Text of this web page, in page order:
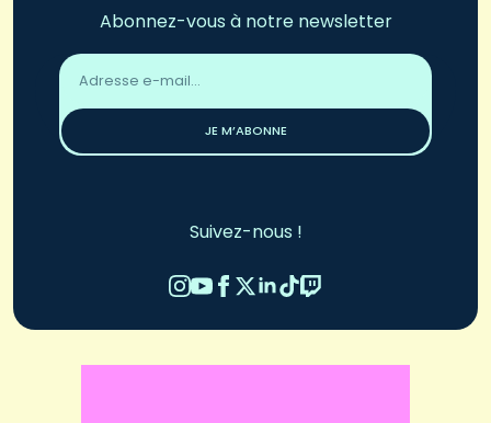
Abonnez-vous à notre newsletter
Adresse
email
JE M’ABONNE
Suivez-nous !